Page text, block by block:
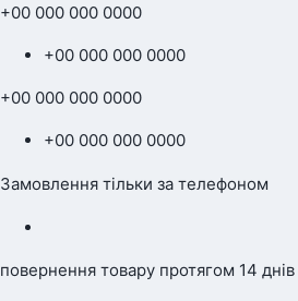
+00 000 000 0000
+00 000 000 0000
+00 000 000 0000
+00 000 000 0000
Замовлення тільки за телефоном
повернення товару протягом 14 днів